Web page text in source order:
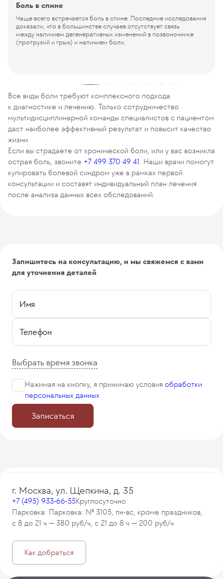
Боль в спине
Чаще всего встречается боль в спине. Последние исследования
доказали, что в большинстве случаев отсутствует связь
между наличием дегенеративных изменений в позвоночнике
(протрузий и грыж) и наличием боли.
Все виды боли требуют комплексного подхода
к диагностике и лечению. Только сотрудничество
мультидисциплинарной команды специалистов с пациентом
даст наиболее эффективный результат и повысит качество
жизни.
Если вы страдаете от хронической боли, или у вас возникла
острая боль, звоните +7 499 370 49 41. Наши врачи помогут
купировать болевой синдром уже в рамках первой
консультации и составят индивидуальный план лечения
после анализа данных всех обследований.
Запишитесь на консультацию, и мы свяжемся с вами
для уточнения деталей
Имя
Телефон
Выбрать время звонка
Нажимая на кнопку, я принимаю условия обработки
персональных данных
Записаться
г. Москва, ул. Щепкина, д. 35
+7 (495) 933-66-55Круглосуточно
Парковка: Парковка: № 3105, пн-вс, кроме праздников,
с 8 до 21 ч — 380 руб/ч, с 21 до 8 ч — 200 руб/ч
Как добраться